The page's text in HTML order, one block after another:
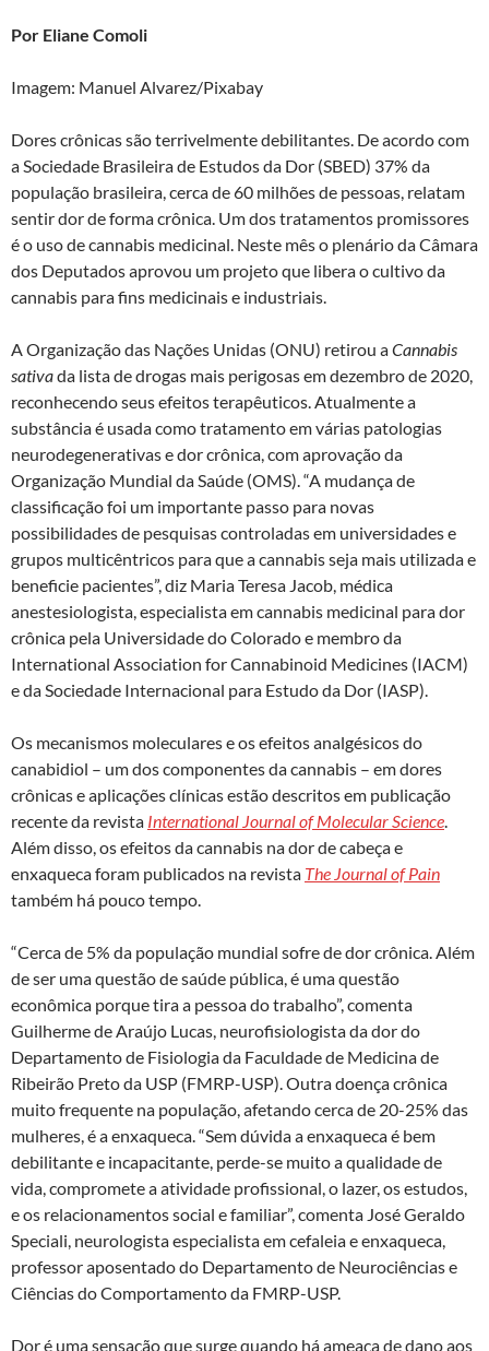
Por Eliane Comoli
Imagem: Manuel Alvarez/Pixabay
Dores crônicas são terrivelmente debilitantes. De acordo com
a Sociedade Brasileira de Estudos da Dor (SBED) 37% da
população brasileira, cerca de 60 milhões de pessoas, relatam
sentir dor de forma crônica. Um dos tratamentos promissores
é o uso de cannabis medicinal. Neste mês o plenário da Câmara
dos Deputados aprovou um projeto que libera o cultivo da
cannabis para fins medicinais e industriais.
A Organização das Nações Unidas (ONU) retirou aCannabis
sativada lista de drogas mais perigosas em dezembro de 2020,
reconhecendo seus efeitos terapêuticos. Atualmente a
substância é usada como tratamento em várias patologias
neurodegenerativas e dor crônica, com aprovação da
Organização Mundial da Saúde (OMS). “A mudança de
classificação foi um importante passo para novas
possibilidades de pesquisas controladas em universidades e
grupos multicêntricos para que a cannabis seja mais utilizada e
beneficie pacientes”, diz Maria Teresa Jacob, médica
anestesiologista, especialista em cannabis medicinal para dor
crônica pela Universidade do Colorado e membro da
International Association for Cannabinoid Medicines (IACM)
e da Sociedade Internacional para Estudo da Dor (IASP).
Os mecanismos moleculares e os efeitos analgésicos do
canabidiol – um dos componentes da cannabis – em dores
crônicas e aplicações clínicas estão descritos em publicação
recente da revista International Journal of Molecular Science.
Além disso, os efeitos da cannabis na dor de cabeça e
enxaqueca foram publicados na revista The Journal of Pain
também há pouco tempo.
“Cerca de 5% da população mundial sofre de dor crônica. Além
de ser uma questão de saúde pública, é uma questão
econômica porque tira a pessoa do trabalho”, comenta
Guilherme de Araújo Lucas, neurofisiologista da dor do
Departamento de Fisiologia da Faculdade de Medicina de
Ribeirão Preto da USP (FMRP-USP). Outra doença crônica
muito frequente na população, afetando cerca de 20-25% das
mulheres, é a enxaqueca. “Sem dúvida a enxaqueca é bem
debilitante e incapacitante, perde-se muito a qualidade de
vida, compromete a atividade profissional, o lazer, os estudos,
e os relacionamentos social e familiar”, comenta José Geraldo
Speciali, neurologista especialista em cefaleia e enxaqueca,
professor aposentado do Departamento de Neurociências e
Ciências do Comportamento da FMRP-USP.
Dor é uma sensação que surge quando há ameaça de dano aos